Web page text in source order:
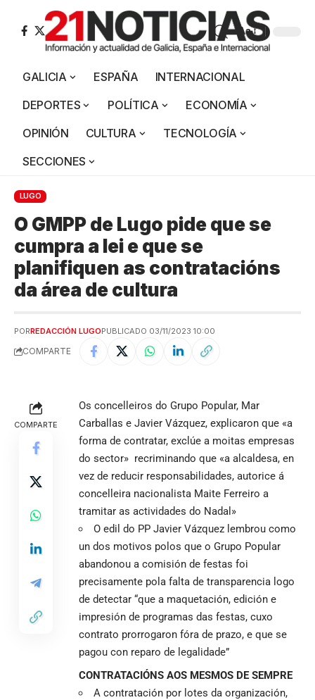
Aa
GALICIA ESPAÑA
INTERNACIONAL
DEPORTES
POLÍTICA
ECONOMÍA
OPINIÓN
CULTURA
TECNOLOGÍA
SECCIONES
LUGO
O GMPP de Lugo pide que se
cumpra a lei e que se
planifiquen as contratacións
da área de cultura
PORREDACCIÓN LUGOPUBLICADO 03/11/2023 10:00
COMPARTE
COMPARTE
Os concelleiros do Grupo Popular, Mar
Carballas e Javier Vázquez, explicaron que «a
forma de contratar, exclúe a moitas empresas
do sector» recriminando que «a alcaldesa, en
vez de reducir responsabilidades, autorice á
concelleira nacionalista Maite Ferreiro a
tramitar as actividades do Nadal»
O edil do PP Javier Vázquez lembrou como
un dos motivos polos que o Grupo Popular
abandonou a comisión de festas foi
precisamente pola falta de transparencia logo
de detectar “que a maquetación, edición e
impresión de programas das festas, cuxo
contrato prorrogaron fóra de prazo, e que se
pagou con reparo de legalidade”
CONTRATACIÓNS AOS MESMOS DE SEMPRE
A contratación por lotes da organización,